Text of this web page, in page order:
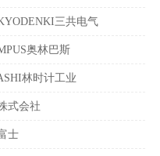
三共电气
奥林巴斯
林时计工业
式会社
士